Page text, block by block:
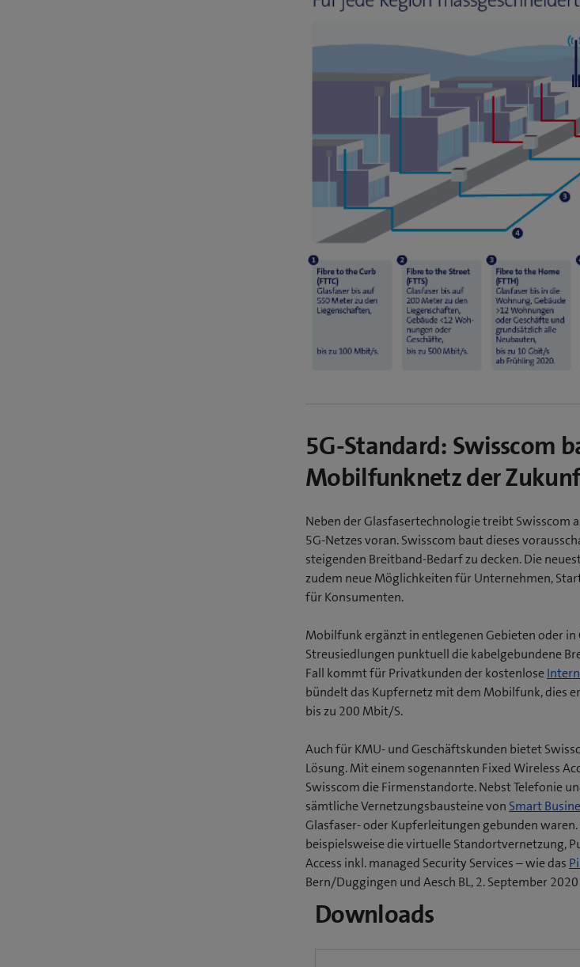
5G-Standard: Swisscom
Mobilfunknetz der
Neben der Glasfasertechnologie treibt Swisscom
5G-Netzes voran. Swisscom baut dieses
steigenden Breitband-Bedarf zu decken. Die
zudem neue Möglichkeiten für Unternehmen,
für Konsumenten.
Mobilfunk ergänzt in entlegenen Gebieten oder
Streusiedlungen punktuell die kabelgebundene
Fall kommt für Privatkunden der kostenlose
bündelt das Kupfernetz mit dem Mobilfunk, dies
bis zu 200 Mbit/S.
Auch für KMU- und Geschäftskunden bietet
Lösung. Mit einem sogenannten Fixed Wireless
Swisscom die Firmenstandorte. Nebst Telefonie
sämtliche Vernetzungsbausteine von Smart
Glasfaser- oder Kupferleitungen gebunden
beispielsweise die virtuelle Standortvernetzung,
Access inkl. managed Security Services – wie das
Bern/Duggingen und Aesch BL, 2. September 2020
Downloads